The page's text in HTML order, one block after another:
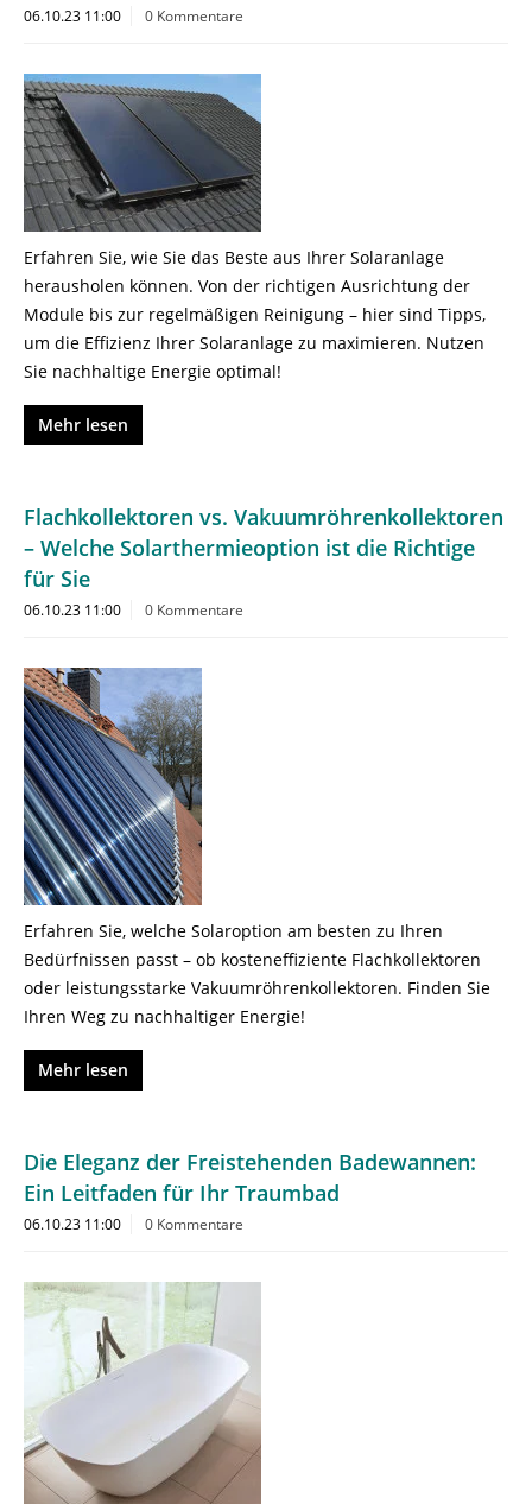
06.10.23 11:00 0 Kommentare
Erfahren Sie, wie Sie das Beste aus Ihrer Solaranlage
herausholen können. Von der richtigen Ausrichtung der
Module bis zur regelmäßigen Reinigung – hier sind Tipps,
um die Effizienz Ihrer Solaranlage zu maximieren. Nutzen
Sie nachhaltige Energie optimal!
Mehr lesen
Flachkollektoren vs. Vakuumröhrenkollektoren
– Welche Solarthermieoption ist die Richtige
für Sie
06.10.23 11:00 0 Kommentare
Erfahren Sie, welche Solaroption am besten zu Ihren
Bedürfnissen passt – ob kosteneffiziente Flachkollektoren
oder leistungsstarke Vakuumröhrenkollektoren. Finden Sie
Ihren Weg zu nachhaltiger Energie!
Mehr lesen
Die Eleganz der Freistehenden Badewannen:
Ein Leitfaden für Ihr Traumbad
06.10.23 11:00 0 Kommentare